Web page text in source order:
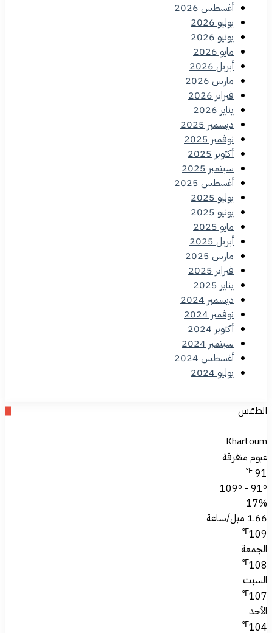
أغسطس 2026
يوليو 2026
يونيو 2026
مايو 2026
أبريل 2026
مارس 2026
فبراير 2026
يناير 2026
ديسمبر 2025
نوفمبر 2025
أكتوبر 2025
سبتمبر 2025
أغسطس 2025
يوليو 2025
يونيو 2025
مايو 2025
أبريل 2025
مارس 2025
فبراير 2025
يناير 2025
ديسمبر 2024
نوفمبر 2024
أكتوبر 2024
سبتمبر 2024
أغسطس 2024
يوليو 2024
الطقس
Khartoum
غيوم متفرقة
91
℉
109º - 91º
17%
1.66 ميل/ساعة
109
℉
الجمعة
108
℉
السبت
107
℉
الأحد
104
℉